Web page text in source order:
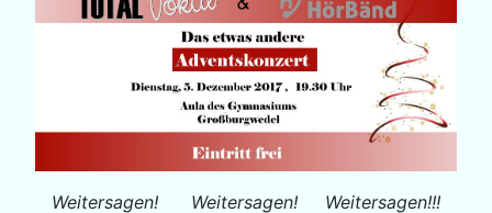
Weitersagen! Weitersagen! Weitersagen!!!